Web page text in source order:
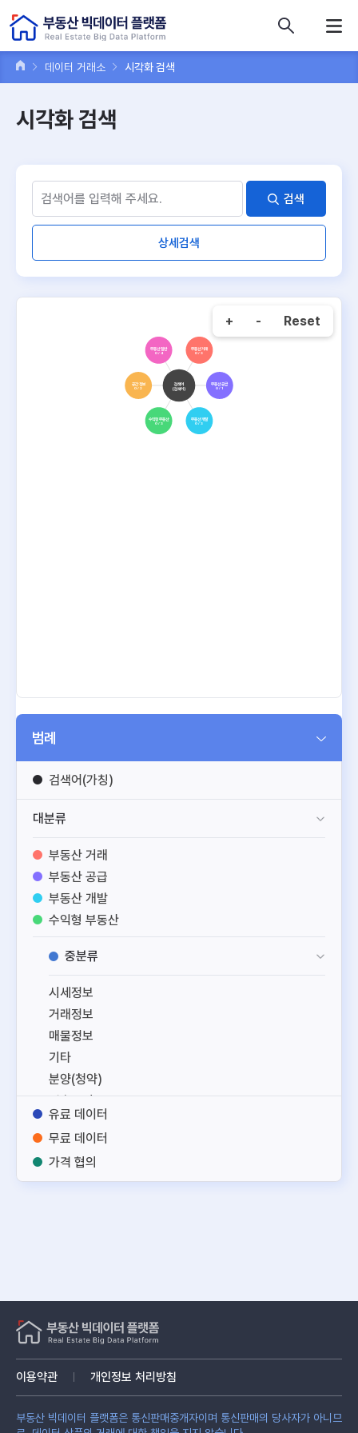
데이터 거래소 시각화 검색
시각화 검색
검색
상세검색
검색어
(검색어)
부동산 거래
0 / 3
부동산 공급
0 / 1
부동산 개발
0 / 3
수익형 부동산
0 / 3
공간 정보
0 / 2
부동산 일반
0 / 4
+ - Reset
범례
검색어(가칭)
대분류
부동산 거래
부동산 공급
부동산 개발
수익형 부동산
부동산 일반
중분류
시세정보
거래정보
매물정보
기타
분양(청약)
건축도면
토지
건축
노후부동산
융합정보
기타
유료 데이터
무료 데이터
가격 협의
이용약관 개인정보 처리방침
부동산 빅데이터 플랫폼은 통신판매중개자이며 통신판매의 당사자가 아니므